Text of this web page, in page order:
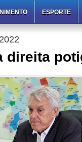
ESPORTE
direita